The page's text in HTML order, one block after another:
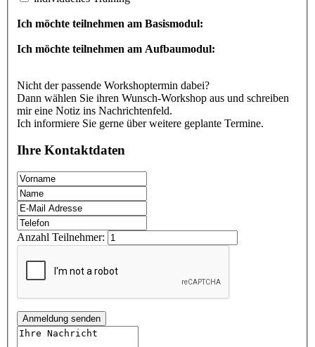
Ich möchte teilnehmen am Basismodul:
Ich möchte teilnehmen am Aufbaumodul:
Nicht der passende Workshoptermin dabei?
Dann wählen Sie ihren Wunsch-Workshop aus und schreiben
mir eine Notiz ins Nachrichtenfeld.
Ich informiere Sie gerne über weitere geplante Termine.
Ihre Kontaktdaten
Anzahl Teilnehmer:
Anmeldung senden